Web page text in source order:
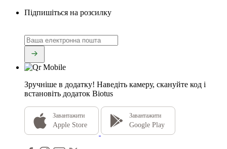
Підпишіться на розсилку
Зручніше в додатку! Наведіть камеру, скануйте код і
встановіть додаток Biotus
Завантажити
Apple Store
Завантажити
Google Play